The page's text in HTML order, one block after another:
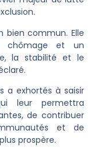
bien commun. Elle
chômage et un
la stabilité et le
a exhortés à saisir
leur permettra
de contribuer
et de
prospère.